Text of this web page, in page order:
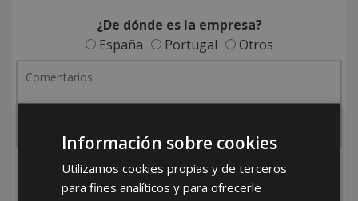
¿De dónde es la empresa?
España
Portugal Otros
He leído y acepto laPolítica de Privacidad
Información sobre cookies
Utilizamos cookies propias y de terceros
para fines analíticos y para ofrecerle